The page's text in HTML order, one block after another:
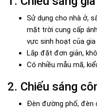
Sử dụng cho nhà ở,
mặt trời cung cấp
vực sinh hoạt của gia
Lắp đặt đơn giản,
Có nhiều mẫu mã,
2. Chiếu sáng
Đèn đường phố, đèn